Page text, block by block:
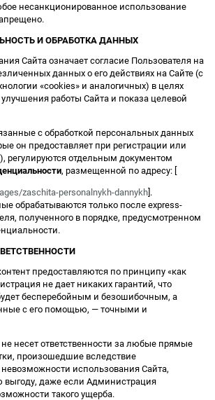
несанкционированное использование
И ОБРАБОТКА ДАННЫХ
Сайта означает согласие Пользователя на
данных о его действиях на Сайте (с
«cookies» и аналогичных) в целях
работы Сайта и показа целевой
с обработкой персональных данных
он предоставляет при регистрации или
регулируются отдельным документом
, размещенной по адресу: [
zaschita-personalnykh-dannykh ].
обрабатываются только после express-
полученного в порядке, предусмотренном
предоставляются по принципу «как
не дает никаких гарантий, что
бесперебойным и безошибочным, а
с его помощью, — точными и
несет ответственности за любые прямые
произошедшие вследствие
использования Сайта,
выгоду, даже если Администрация
такого ущерба.